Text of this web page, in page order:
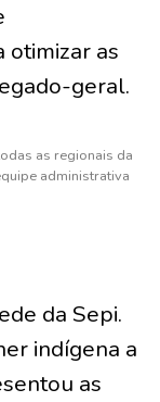
as
geral.
as regionais da
administrativa
da Sepi.
indígena a
as